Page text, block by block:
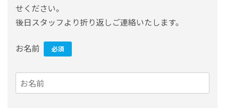
せください。
後日スタッフより折り返しご連絡いたします。
お名前 必須